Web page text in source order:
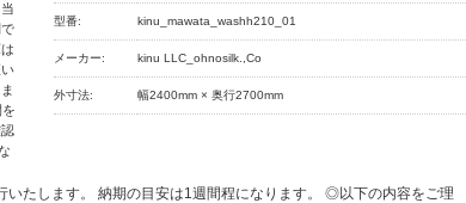
型番: kinu_mawata_washh210_01
メーカー: kinu LLC_ohnosilk.,Co
外寸法: 幅2400mm × 奥行2700mm
たします。 納期の目安は1週間程になります。 ◎以下の内容をご理